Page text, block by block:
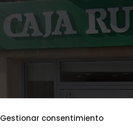
Gestionar consentimiento